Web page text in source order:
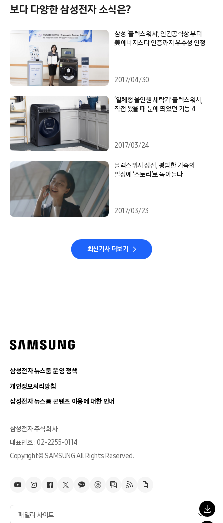
보다 다양한 삼성전자 소식은?
삼성 ‘플렉스워시’, 인간공학상 부터
美에너지스타 인증까지 우수성 인정
2017/04/30
‘일체형 올인원 세탁기’ 플렉스워시,
직접 봤을 때 눈에 띄었던 기능 4
2017/03/24
플렉스워시 장점, 평범한 가족의
일상에 ‘스토리’로 녹아들다
2017/03/23
최신기사 더보기
삼성전자 뉴스룸 운영 정책
개인정보처리방침
삼성전자 뉴스룸 콘텐츠 이용에 대한 안내
삼성전자 주식회사
대표번호 : 02-2255-0114
Copyright© SAMSUNG All Rights Reserved.
패밀리 사이트